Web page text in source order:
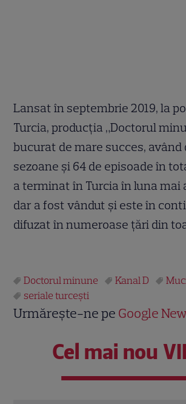
Lansat în septembrie 2019, la
Turcia, producția „Doctorul
bucurat de mare succes, având
sezoane și 64 de episoade în
a terminat în Turcia în luna mai
dar a fost vândut și este în
difuzat în numeroase țări din
Doctorul minune Kanal D
seriale turceşti
Urmărește-ne pe Google
Cel mai nou